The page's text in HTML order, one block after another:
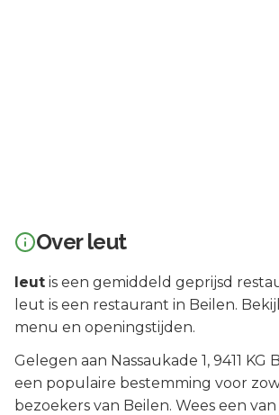
Overleut
leut is een gemiddeld geprijsd
leut is een restaurant in Beilen.
menu en openingstijden.
Gelegen aan Nassaukade 1, 9411 KG
een populaire bestemming voor
bezoekers van Beilen. Wees een